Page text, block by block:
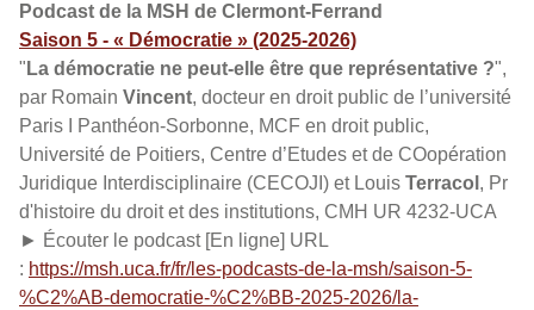
Podcast de la MSH de Clermont-Ferrand
Saison 5 - « Démocratie » (2025-2026)
" La démocratie ne peut-elle être que représentative ?",
par Romain Vincent, docteur en droit public de l’université
Paris I Panthéon-Sorbonne, MCF en droit public,
Université de Poitiers, Centre d’Etudes et de COopération
Juridique Interdisciplinaire (CECOJI) et Louis Terracol , Pr
d'histoire du droit et des institutions, CMH UR 4232-UCA
► Écouter le podcast [En ligne] URL
: https://msh.uca.fr/fr/les-podcasts-de-la-msh/saison-5-
%C2%AB-democratie-%C2%BB-2025-2026/la-